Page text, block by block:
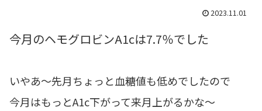
2023.11.01
今月のヘモグロビンA1cは7.7％でした
いやあ～先月ちょっと血糖値も低めでしたので
今月はもっとA1c下がって来月上がるかな～